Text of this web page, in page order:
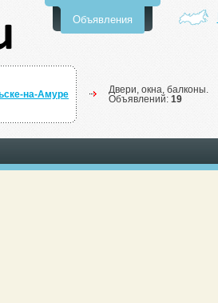
Объявления
на-Амуре
Двери, окна, балконы.
Объявлений: 19